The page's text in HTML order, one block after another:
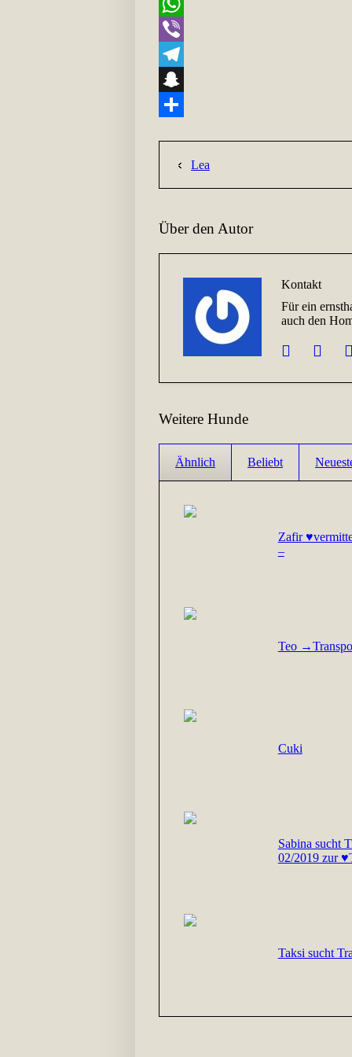
Email
WhatsApp
Viber
Telegram
Snapchat
Lea
Über den Autor
Kontakt
Für ein
auch den
Weitere Hunde
Ähnlich Beliebt
Zafir
–
Teo
Cuki
Sabina sucht
02/2019 zur
Taksi sucht